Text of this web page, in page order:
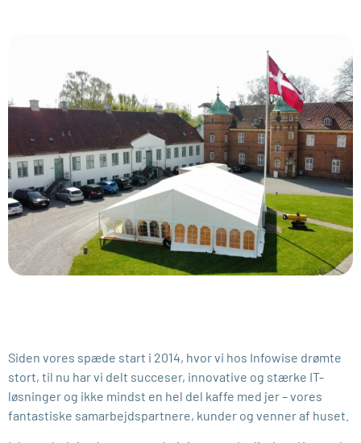
Siden vores spæde start i 2014, hvor vi hos Infowise drømte
stort, til nu har vi delt succeser, innovative og stærke IT-
løsninger og ikke mindst en hel del kaffe med jer – vores
fantastiske samarbejdspartnere, kunder og venner af huset.